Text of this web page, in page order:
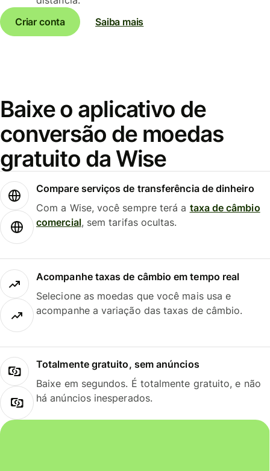
Criar conta
Saiba mais
Baixe o aplicativo de
conversão de moedas
gratuito da Wise
Compare serviços de transferência de dinheiro
Com a Wise, você sempre terá a taxa de câmbio
comercial, sem tarifas ocultas.
Acompanhe taxas de câmbio em tempo real
Selecione as moedas que você mais usa e
acompanhe a variação das taxas de câmbio.
Totalmente gratuito, sem anúncios
Baixe em segundos. É totalmente gratuito, e não
há anúncios inesperados.